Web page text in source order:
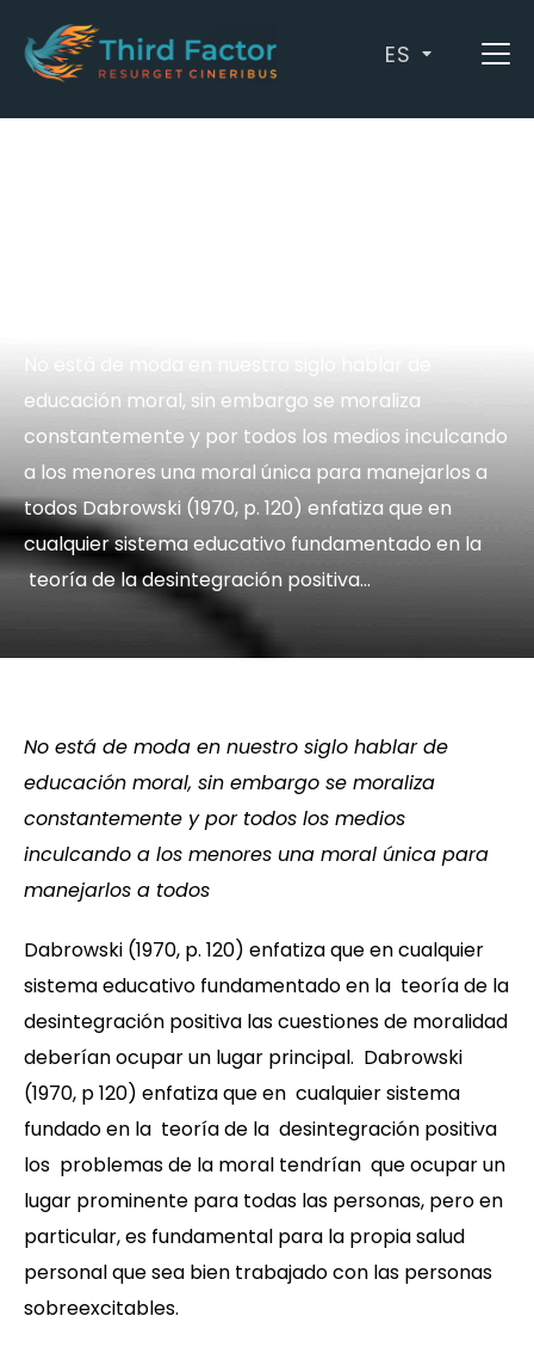
ES
byLuis Manuel Martínez Domínguez
2023
No está de moda en nuestro siglo hablar de
educación moral, sin embargo se moraliza
constantemente y por todos los medios inculcando
a los menores una moral única para manejarlos a
todos Dabrowski (1970, p. 120) enfatiza que en
cualquier sistema educativo fundamentado en la
teoría de la desintegración positiva…
No está de moda en nuestro siglo hablar de
educación moral, sin embargo se moraliza
constantemente y por todos los medios
inculcando a los menores una moral única para
manejarlos a todos
Dabrowski (1970, p. 120) enfatiza que en cualquier
sistema educativo fundamentado en la teoría de la
desintegración positiva las cuestiones de moralidad
deberían ocupar un lugar principal. Dabrowski
(1970, p 120) enfatiza que en cualquier sistema
fundado en la teoría de la desintegración positiva
los problemas de la moral tendrían que ocupar un
lugar prominente para todas las personas, pero en
particular, es fundamental para la propia salud
personal que sea bien trabajado con las personas
sobreexcitables.